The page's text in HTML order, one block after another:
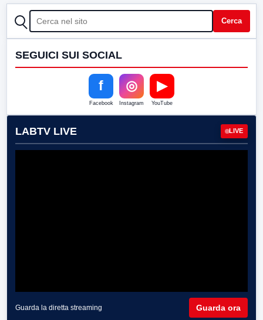
CERCA Cerca
SEGUICI SUI SOCIAL
f
Facebook
◎
Instagram
▶
YouTube
LABTV LIVE LIVE
Guarda la diretta streaming Guarda ora